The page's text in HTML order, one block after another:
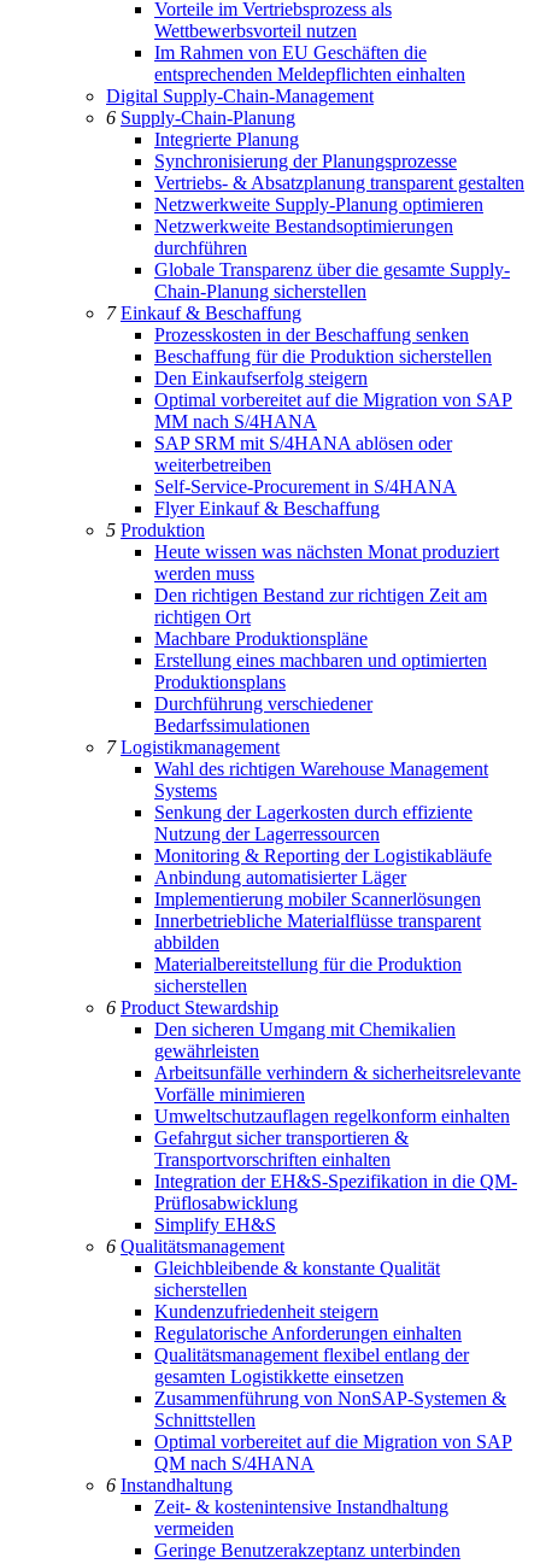
Vorteile im Vertriebsprozess als
Wettbewerbsvorteil nutzen
Im Rahmen von EU Geschäften die
entsprechenden Meldepflichten einhalten
Digital Supply-Chain-Management
6 Supply-Chain-Planung
Integrierte Planung
Synchronisierung der Planungsprozesse
Vertriebs- & Absatzplanung transparent gestalten
Netzwerkweite Supply-Planung optimieren
Netzwerkweite Bestandsoptimierungen
durchführen
Globale Transparenz über die gesamte Supply-
Chain-Planung sicherstellen
7Einkauf & Beschaffung
Prozesskosten in der Beschaffung senken
Beschaffung für die Produktion sicherstellen
Den Einkaufserfolg steigern
Optimal vorbereitet auf die Migration von SAP
MM nach S/4HANA
SAP SRM mit S/4HANA ablösen oder
weiterbetreiben
Self-Service-Procurement in S/4HANA
Flyer Einkauf & Beschaffung
5 Produktion
Heute wissen was nächsten Monat produziert
werden muss
Den richtigen Bestand zur richtigen Zeit am
richtigen Ort
Machbare Produktionspläne
Erstellung eines machbaren und optimierten
Produktionsplans
Durchführung verschiedener
Bedarfssimulationen
7Logistikmanagement
Wahl des richtigen Warehouse Management
Systems
Senkung der Lagerkosten durch effiziente
Nutzung der Lagerressourcen
Monitoring & Reporting der Logistikabläufe
Anbindung automatisierter Läger
Implementierung mobiler Scannerlösungen
Innerbetriebliche Materialflüsse transparent
abbilden
Materialbereitstellung für die Produktion
sicherstellen
6 Product Stewardship
Den sicheren Umgang mit Chemikalien
gewährleisten
Arbeitsunfälle verhindern & sicherheitsrelevante
Vorfälle minimieren
Umweltschutzauflagen regelkonform einhalten
Gefahrgut sicher transportieren &
Transportvorschriften einhalten
Integration der EH&S-Spezifikation in die QM-
Prüflosabwicklung
Simplify EH&S
6 Qualitätsmanagement
Gleichbleibende & konstante Qualität
sicherstellen
Kundenzufriedenheit steigern
Regulatorische Anforderungen einhalten
Qualitätsmanagement flexibel entlang der
gesamten Logistikkette einsetzen
Zusammenführung von NonSAP-Systemen &
Schnittstellen
Optimal vorbereitet auf die Migration von SAP
QM nach S/4HANA
6 Instandhaltung
Zeit- & kostenintensive Instandhaltung
vermeiden
Geringe Benutzerakzeptanz unterbinden